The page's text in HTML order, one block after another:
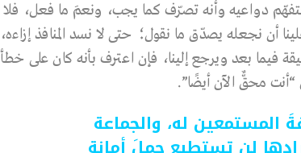
دواعيه وأنه تصرّف كما يجب، ونعمَ ما فعل، فلا
أن نجعله يصدّق ما نقول؛ حتى لا نسد المنافذ إزاءه،
فيما بعد ويرجع إلينا، فإن اعترف بأنه كان على خطأ
“أنت محقٌّ الآن أيضًا”.
المستمعين له، والجماعة